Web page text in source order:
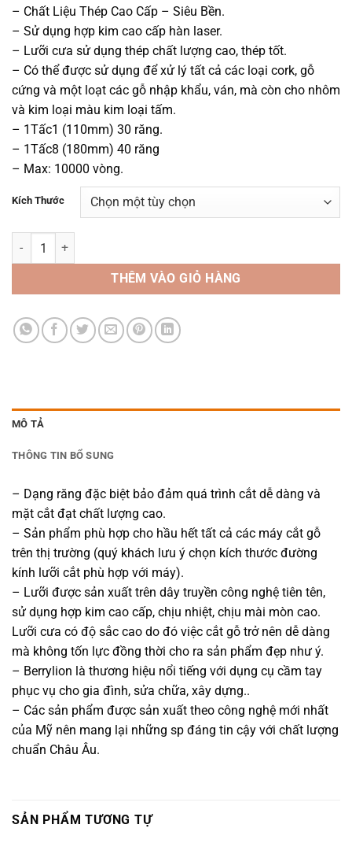
đến
148.000₫
– Chất Liệu Thép Cao Cấp – Siêu Bền.
– Sử dụng hợp kim cao cấp hàn laser.
– Lưỡi cưa sử dụng thép chất lượng cao, thép tốt.
– Có thể được sử dụng để xử lý tất cả các loại cork, gỗ
cứng và một loạt các gỗ nhập khẩu, ván, mà còn cho nhôm
và kim loại màu kim loại tấm.
– 1Tấc1 (110mm) 30 răng.
– 1Tấc8 (180mm) 40 răng
– Max: 10000 vòng.
Kích Thước
Lưỡi Cưa Gỗ Hợp Kim BerryLion số lượng
THÊM VÀO GIỎ HÀNG
MÔ TẢ
THÔNG TIN BỔ SUNG
– Dạng răng đặc biệt bảo đảm quá trình cắt dễ dàng và
mặt cắt đạt chất lượng cao.
– Sản phẩm phù hợp cho hầu hết tất cả các máy cắt gỗ
trên thị trường (quý khách lưu ý chọn kích thước đường
kính lưỡi cắt phù hợp với máy).
– Lưỡi được sản xuất trên dây truyền công nghệ tiên tên,
sử dụng hợp kim cao cấp, chịu nhiệt, chịu mài mòn cao.
Lưỡi cưa có độ sắc cao do đó việc cắt gỗ trở nên dễ dàng
mà không tốn lực đồng thời cho ra sản phẩm đẹp như ý.
– Berrylion là thương hiệu nổi tiếng với dụng cụ cầm tay
phục vụ cho gia đình, sửa chữa, xây dựng..
– Các sản phẩm được sản xuất theo công nghệ mới nhất
của Mỹ nên mang lại những sp đáng tin cậy với chất lượng
chuẩn Châu Âu.
SẢN PHẨM TƯƠNG TỰ